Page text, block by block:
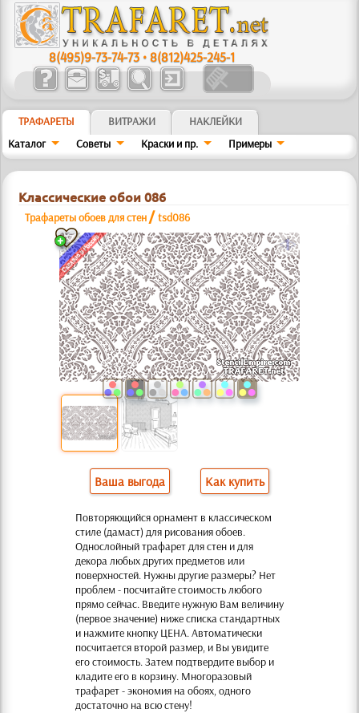
8(495)9-73-74-73 •8(812)425-245-1
ТРАФАРЕТЫ ВИТРАЖИ
НАКЛЕЙКИ
Каталог
Советы Краски и пр. Примеры
Классические обои 086
Трафареты обоев для стен /tsd086
a
Ваша выгода Как купить
Повторяющийся орнамент в классическом
стиле (дамаст) для рисования обоев.
Однослойный трафарет для стен и для
декора любых других предметов или
поверхностей. Нужны другие размеры? Нет
проблем - посчитайте стоимость любого
прямо сейчас. Введите нужную Вам величину
(первое значение) ниже списка стандартных
и нажмите кнопку ЦЕНА. Автоматически
посчитается второй размер, и Вы увидите
его стоимость. Затем подтвердите выбор и
кладите его в корзину. Многоразовый
трафарет - экономия на обоях, одного
достаточно на всю стену!